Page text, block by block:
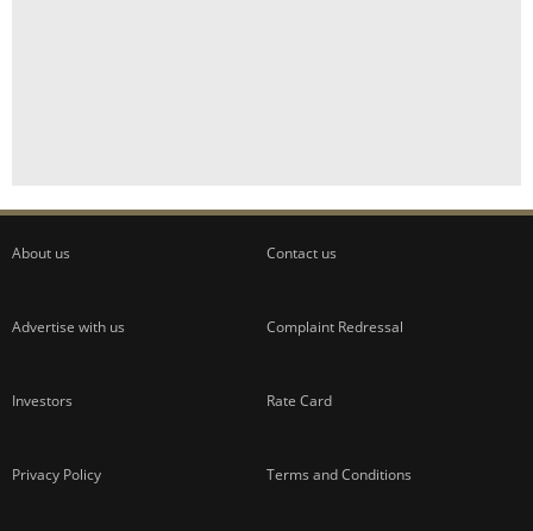
About us Contact us
Advertise with us Complaint Redressal
Investors Rate Card
Privacy Policy Terms and Conditions